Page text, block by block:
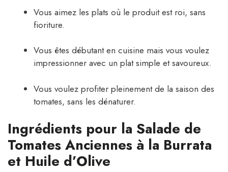
Vous aimez les plats où le produit est roi, sans
fioriture.
Vous êtes débutant en cuisine mais vous voulez
impressionner avec un plat simple et savoureux.
Vous voulez profiter pleinement de la saison des
tomates, sans les dénaturer.
Ingrédients pour la Salade de
Tomates Anciennes à la Burrata
et Huile d’Olive